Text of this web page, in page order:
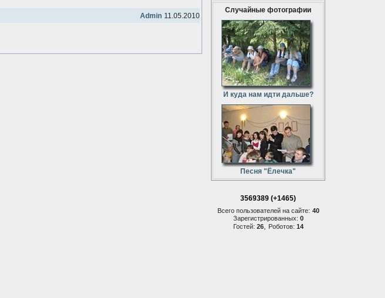
Admin 11.05.2010
Случайные фотографии
И куда нам идти дальше?
Песня "Ёлечка"
3569389 (+1465)
Всего пользователей на сайте: 40
Зарегистрированных: 0
Гостей: 26, Роботов: 14